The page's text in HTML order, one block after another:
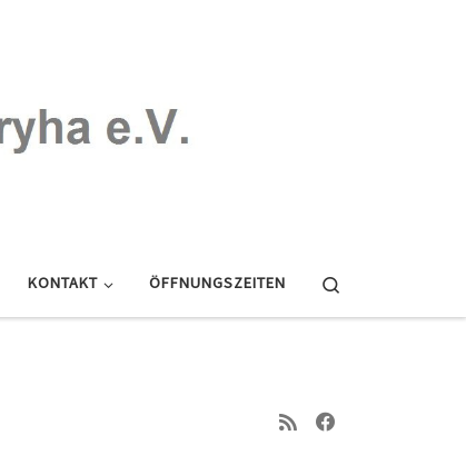
KONTAKT ÖFFNUNGSZEITEN